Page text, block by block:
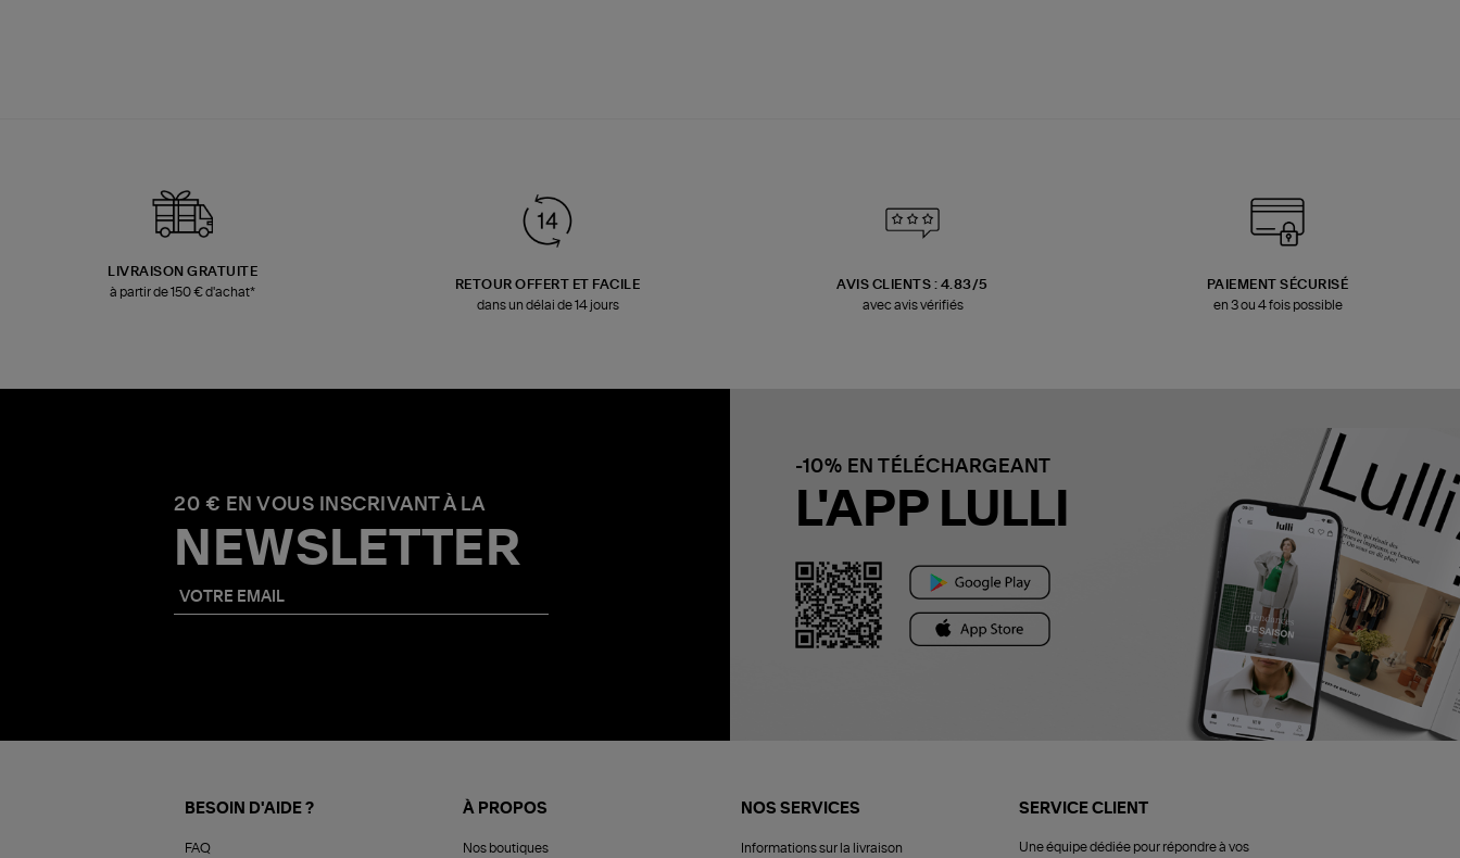
LIVRAISON GRATUITE
à partir de 150 € d'achat*
RETOUR OFFERT ET FACILE
dans un délai de 14 jours
AVIS CLIENTS : 4.83/5
avec avis vérifiés
PAIEMENT SÉCURISÉ
en 3 ou 4 fois possible
20 € EN VOUS INSCRIVANT À LA
NEWSLETTER
-10% EN TÉLÉCHARGEANT
L'APP LULLI
BESOIN D'AIDE ?
FAQ
À PROPOS
Nos boutiques
NOS SERVICES
Informations sur la livraison
SERVICE CLIENT
Une équipe dédiée pour répondre à vos